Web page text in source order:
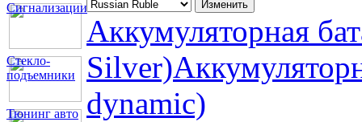
Сигнализации
Стекло-
подъемники
Тюнинг авто
Аккумуляторная
Silver)
dynamic)